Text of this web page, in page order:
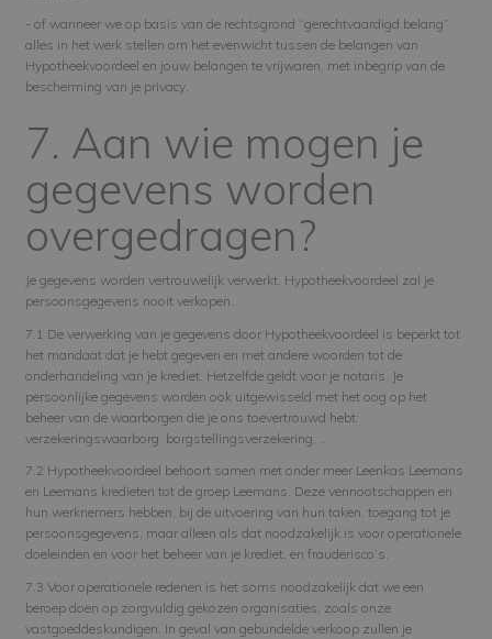
- of wanneer we op basis van de rechtsgrond “gerechtvaardigd belang”
alles in het werk stellen om het evenwicht tussen de belangen van
Hypotheekvoordeel en jouw belangen te vrijwaren, met inbegrip van de
bescherming van je privacy.
7. Aan wie mogen je
gegevens worden
overgedragen?
Je gegevens worden vertrouwelijk verwerkt. Hypotheekvoordeel zal je
persoonsgegevens nooit verkopen.
7.1 De verwerking van je gegevens door Hypotheekvoordeel is beperkt tot
het mandaat dat je hebt gegeven en met andere woorden tot de
onderhandeling van je krediet. Hetzelfde geldt voor je notaris. Je
persoonlijke gegevens worden ook uitgewisseld met het oog op het
beheer van de waarborgen die je ons toevertrouwd hebt:
verzekeringswaarborg, borgstellingsverzekering, …
7.2 Hypotheekvoordeel behoort samen met onder meer Leenkas Leemans
en Leemans kredieten tot de groep Leemans. Deze vennootschappen en
hun werknemers hebben, bij de uitvoering van hun taken, toegang tot je
persoonsgegevens, maar alleen als dat noodzakelijk is voor operationele
doeleinden en voor het beheer van je krediet, en frauderisco’s.
7.3 Voor operationele redenen is het soms noodzakelijk dat we een
beroep doen op zorgvuldig gekozen organisaties, zoals onze
vastgoeddeskundigen. In geval van gebundelde verkoop zullen je